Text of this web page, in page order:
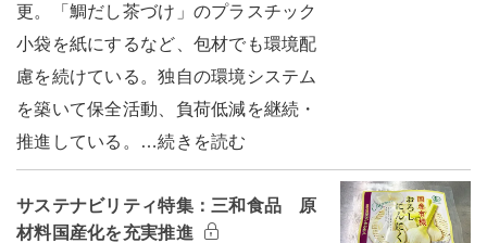
更。「鯛だし茶づけ」のプラスチック
小袋を紙にするなど、包材でも環境配
慮を続けている。独自の環境システム
を築いて保全活動、負荷低減を継続・
推進している。…続きを読む
サステナビリティ特集：三和食品 原
材料国産化を充実推進